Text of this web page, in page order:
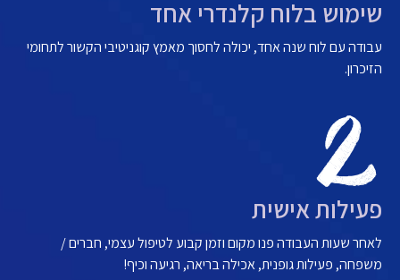
שימוש בלוח קלנדרי אחד
עבודה עם לוח שנה אחד, יכולה לחסוך מאמץ קוגניטיבי הקשור לתחומי
הזיכרון.
פעילות אישית
לאחר שעות העבודה פנו מקום וזמן קבוע לטיפול עצמי, חברים /
משפחה, פעילות גופנית, אכילה בריאה, רגיעה וכיף!